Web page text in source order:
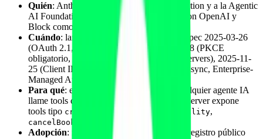
Quién: Anthropic, donado al Linux Foundation y a la Agentic
AI Foundation el 9 de diciembre de 2025 con OpenAI y
Block como co-fundadores.
Cuándo: lanzado en noviembre de 2024. Spec 2025-03-26
(OAuth 2.1, Streamable HTTP), 2025-06-18 (PKCE
obligatorio, MCP servers como Resource Servers), 2025-11-
25 (Client ID Metadata Documents, Tasks async, Enterprise-
Managed Authorization).
Para qué: el estándar de facto para que cualquier agente IA
llame tools de cualquier servicio. Un MCP server expone
tools tipo createBooking checkAvailability,
cancelBooking listEventTypes
Adopción: más de 22.000 servidores en el registro público